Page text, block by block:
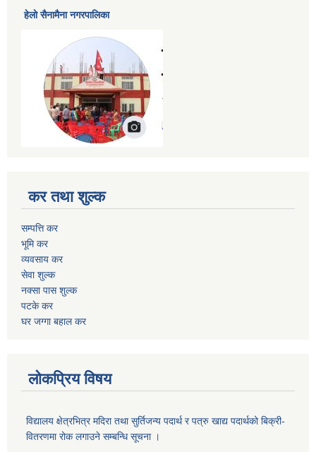
हेलाे सैनामैना नगरपालिका
कर तथा शुल्क
सम्पत्ति कर
भूमि कर
व्यवसाय कर
सेवा शुल्क
नक्सा पास शुल्क
पटके कर
घर जग्गा बहाल कर
लोकप्रिय विषय
विद्यालय क्षेत्रभित्र मदिरा तथा सुर्तिजन्य पदार्थ र पत्रु खाद्य पदार्थको बिक्री-
वितरणमा रोक लगाउने सम्बन्धि सूचना ।